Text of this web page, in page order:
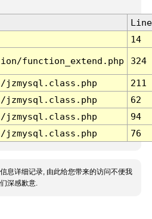
Line
14
function_extend.php 324
jzmysql.class.php
211
jzmysql.class.php
62
jzmysql.class.php
94
jzmysql.class.php 76
息详细记录, 由此给您带来的访问不便我
们深感歉意.